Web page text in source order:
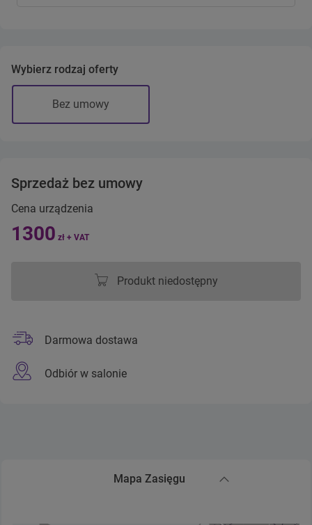
Wybierz rodzaj oferty
Bez umowy
Sprzedaż bez umowy
Cena urządzenia
1300 zł + VAT
Produkt niedostępny
Darmowa dostawa
Odbiór w salonie
Mapa Zasięgu
Zwiń sekcję Mapa Zasięgu